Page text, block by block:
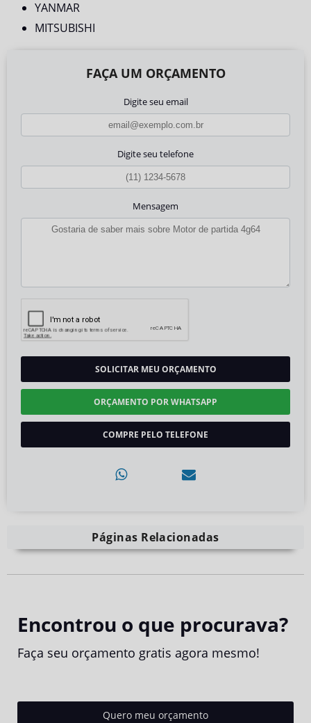
YANMAR
MITSUBISHI
FAÇA UM ORÇAMENTO
Digite seu email
Digite seu telefone
Mensagem
SOLICITAR MEU ORÇAMENTO
ORÇAMENTO POR WHATSAPP
COMPRE PELO TELEFONE
Páginas Relacionadas
Encontrou o que procurava?
Faça seu orçamento gratis agora mesmo!
Quero meu orçamento